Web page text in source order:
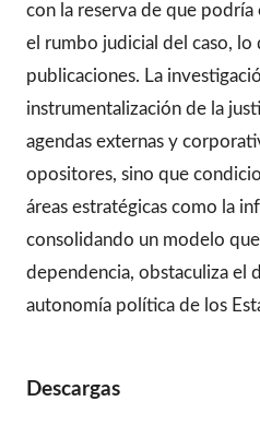
con la reserva de que
el rumbo judicial del caso, lo
publicaciones. La
instrumentalización de la
agendas externas y
opositores, sino que
áreas estratégicas como la
consolidando un modelo
dependencia, obstaculiza el
autonomía política de los
Descargas